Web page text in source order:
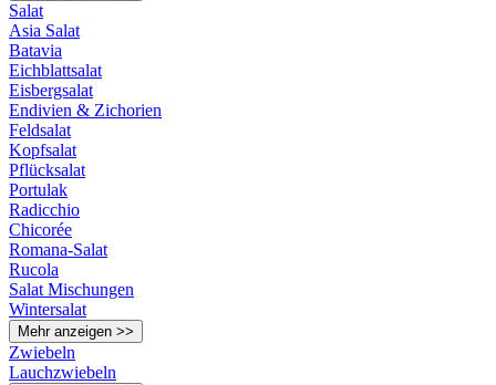
Salat
Asia Salat
Batavia
Eichblattsalat
Eisbergsalat
Endivien & Zichorien
Feldsalat
Kopfsalat
Pflücksalat
Portulak
Radicchio
Chicorée
Romana-Salat
Rucola
Salat Mischungen
Wintersalat
Mehr anzeigen >>
Zwiebeln
Lauchzwiebeln